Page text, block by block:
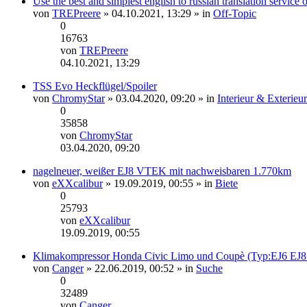
von TREPreere » 04.10.2021, 13:29 » in Off-Topic
0
16763
von TREPreere
Neuester
04.10.2021, 13:29
TSS Evo Heckflügel/Spoiler
von ChromyStar» 03.04.2020, 09:20 » in Interieur & Exterieur
0
35858
von ChromyStar
03.04.2020, 09:20
nagelneuer, weißer EJ8 VTEK mit nachweisbaren 1.770km
von eXXcalibur» 19.09.2019, 00:55 » in Biete
0
25793
von eXXcalibur
19.09.2019, 00:55
Klimakompressor Honda Civic Limo und Coupè (Typ:EJ6
von Canger» 22.06.2019, 00:52 » in Suche
0
32489